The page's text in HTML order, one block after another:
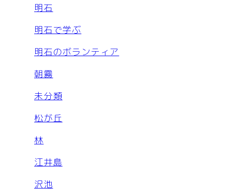
明石
明石で学ぶ
明石のボランティア
朝霧
未分類
松が丘
林
江井島
沢池